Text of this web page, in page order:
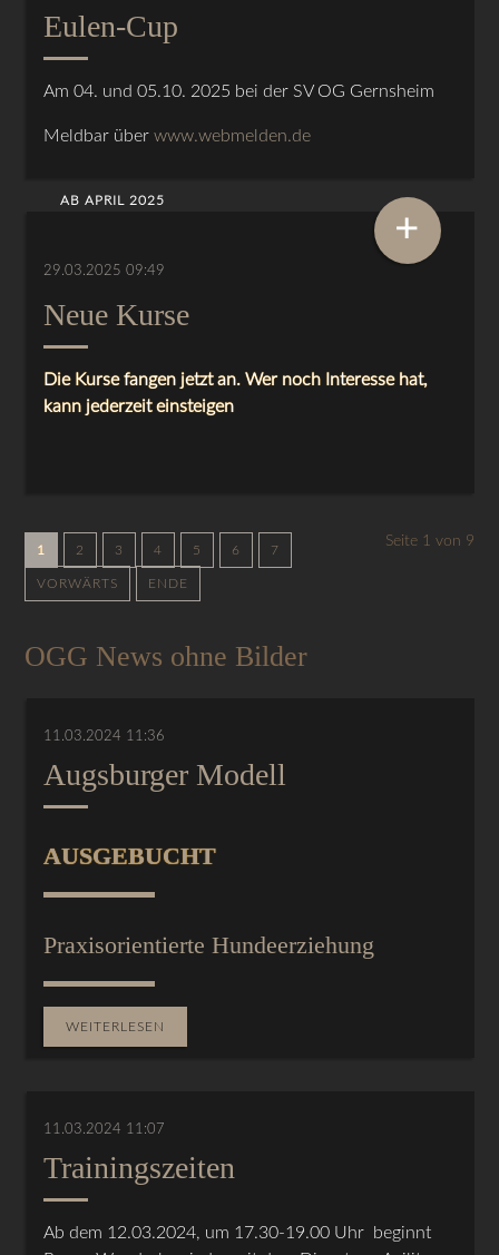
Eulen-Cup
Am 04. und 05.10. 2025 bei der SV OG Gernsheim
Meldbar überwww.webmelden.de
AB APRIL 2025
29.03.2025 09:49
Neue Kurse
Die Kurse fangen jetzt an. Wer noch Interesse hat,
kann jederzeit einsteigen
+
Seite 1 von 9
1 2 3 4 5 6 7
VORWÄRTS ENDE
OGG News ohne Bilder
11.03.2024 11:36
Augsburger Modell
AUSGEBUCHT
Praxisorientierte Hundeerziehung
WEITERLESEN
11.03.2024 11:07
Trainingszeiten
Ab dem 12.03.2024, um 17.30-19.00 Uhr beginnt